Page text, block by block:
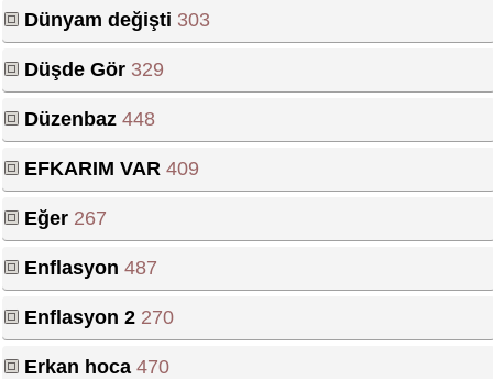
Dünyam değişti 303
Düşde Gör 329
Düzenbaz 448
EFKARIM VAR 409
Eğer 267
Enflasyon 487
Enflasyon 2 270
Erkan hoca 470